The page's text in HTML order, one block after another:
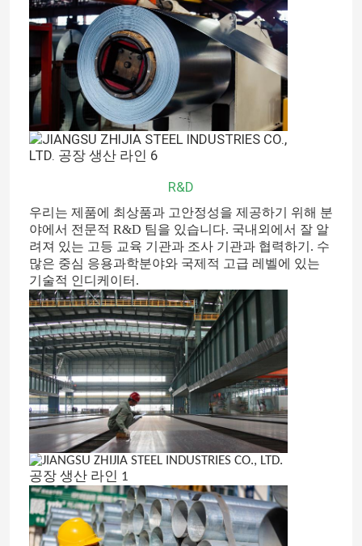
스테인레스강 스트립
강 선재
스테인레스 강철 막대 로드
합금 강 강관
합금 강 코일
아연도강 코일
토탄판
아연 도금 강관
PPGI 강철 코일
탄소 강철 코일
R&D
우리는 제품에 최상품과 고안정성을 제공하기 위해 분
야에서 전문적 R&D 팀을 있습니다. 국내외에서 잘 알
려져 있는 고등 교육 기관과 조사 기관과 협력하기. 수
많은 중심 응용과학분야와 국제적 고급 레벨에 있는
기술적 인디케이터.